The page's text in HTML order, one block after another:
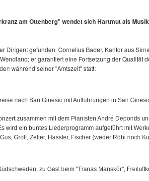
am Ottenberg" wendet sich Hartmut als
Dirigent gefunden: Cornelius Bader, Kantor aus
er garantiert eine Fortsetzung der Qualität
während seiner "Amtszeit" statt:
nach San Ginesio mit Aufführungen in San
zusammen mit dem Pianisten André Deponds
wird ein buntes Liederprogramm aufgeführt mit
Groll, Zelter, Hassler, Fischer (weder Röbi noch
zu Gast beim "Tranas Manskör",